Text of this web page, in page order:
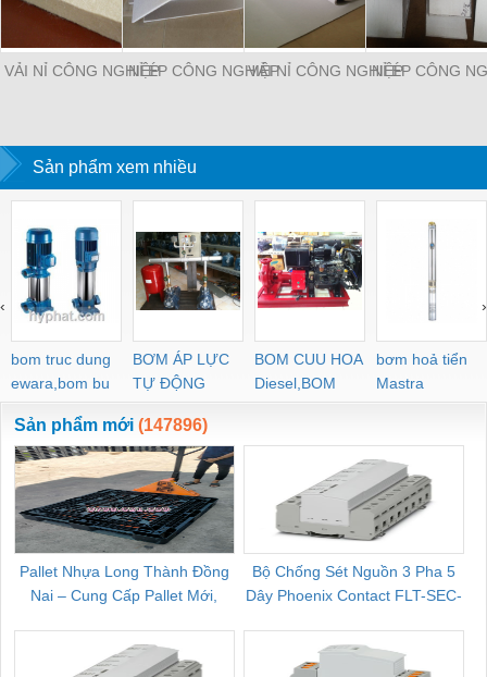
VẢI NỈ CÔNG NGHIỆPNỈ ÉP CÔNG NGHIỆPVẢI NỈ CÔNG NGHIỆPNỈ ÉP CÔNG
Sản phẩm xem nhiều
bom truc dung
ewara,bom bu
ewara
BƠM ÁP LỰC
TỰ ĐỘNG
BOM CUU HOA
Diesel,BOM
CHUA CHAY
bơm hoả tiển
Mastra
‹ ›
Sản phẩm mới (147896)
Pallet Nhựa Long Thành Đồng
Nai – Cung Cấp Pallet Mới,
Bộ Chống Sét Nguồn 3 Pha 5
Dây Phoenix Contact FLT-SEC-